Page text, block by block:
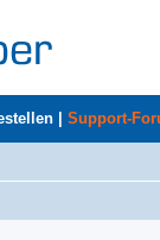
Support-